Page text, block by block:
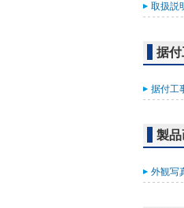
取扱説
据
据付工
製品
外観写